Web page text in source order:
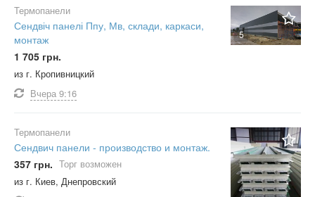
5
Термопанели
Сендвіч панелі Ппу, Мв, склади, каркаси,
монтаж
1 705 грн.
из г. Кропивницкий
Вчера 9:16
Термопанели
Сендвич панели - производство и монтаж.
357 грн. Торг возможен
из г. Киев, Днепровский